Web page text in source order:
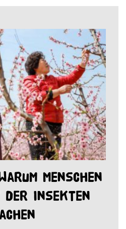
Menschen
der Insekten